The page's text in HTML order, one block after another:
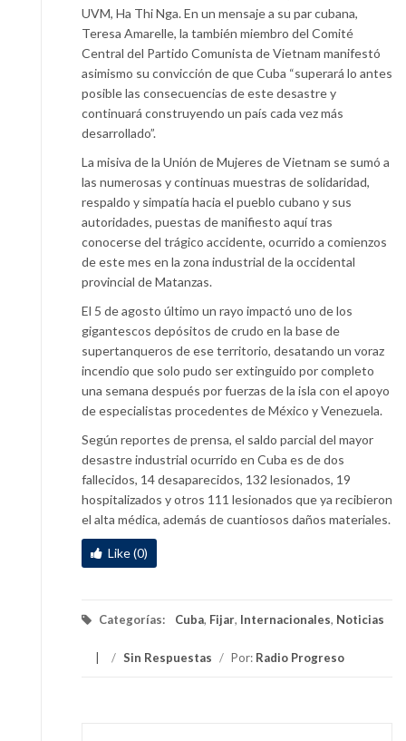
UVM, Ha Thi Nga. En un mensaje a su par cubana,
Teresa Amarelle, la también miembro del Comité
Central del Partido Comunista de Vietnam manifestó
asimismo su convicción de que Cuba “superará lo antes
posible las consecuencias de este desastre y
continuará construyendo un país cada vez más
desarrollado”.
La misiva de la Unión de Mujeres de Vietnam se sumó a
las numerosas y continuas muestras de solidaridad,
respaldo y simpatía hacia el pueblo cubano y sus
autoridades, puestas de manifiesto aquí tras
conocerse del trágico accidente, ocurrido a comienzos
de este mes en la zona industrial de la occidental
provincial de Matanzas.
El 5 de agosto último un rayo impactó uno de los
gigantescos depósitos de crudo en la base de
supertanqueros de ese territorio, desatando un voraz
incendio que solo pudo ser extinguido por completo
una semana después por fuerzas de la isla con el apoyo
de especialistas procedentes de México y Venezuela.
Según reportes de prensa, el saldo parcial del mayor
desastre industrial ocurrido en Cuba es de dos
fallecidos, 14 desaparecidos, 132 lesionados, 19
hospitalizados y otros 111 lesionados que ya recibieron
el alta médica, además de cuantiosos daños materiales.
Like (0)
Categorías: Cuba, Fijar, Internacionales, Noticias
/ Sin Respuestas / Por: Radio Progreso